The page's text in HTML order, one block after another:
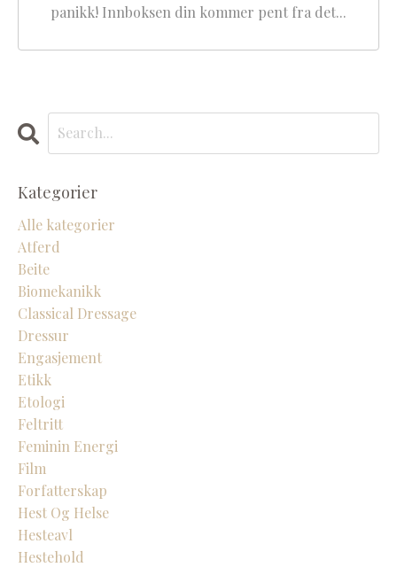
panikk! Innboksen din kommer pent fra det...
Kategorier
Alle kategorier
Atferd
Beite
Biomekanikk
Classical Dressage
Dressur
Engasjement
Etikk
Etologi
Feltritt
Feminin Energi
Film
Forfatterskap
Hest Og Helse
Hesteavl
Hestehold